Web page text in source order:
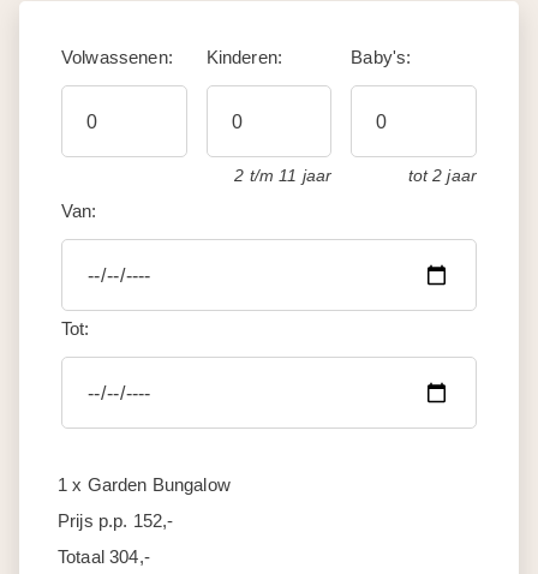
Volwassenen: Kinderen:
2 t/m 11 jaar
Baby's:
tot 2 jaar
Van:
Tot:
1 x Garden Bungalow
Prijs p.p. 152,-
Totaal304,-